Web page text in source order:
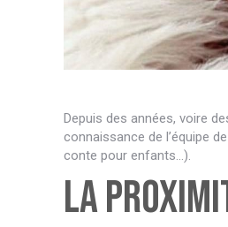
Depuis des années, voire
connaissance de l’équipe
conte pour enfants…).
La